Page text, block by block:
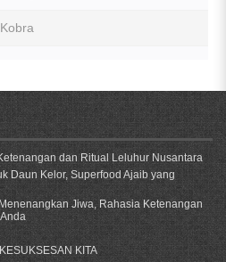
dan Ritual Leluhur Nusantara
Daun Kelor, Superfood Ajaib yang
Jiwa, Rahasia Ketenangan
KITA